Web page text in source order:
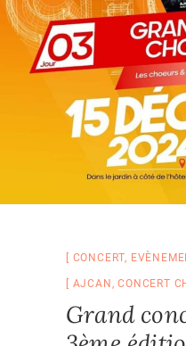
CONCERT,
AJCAN,CONCERT
Grand